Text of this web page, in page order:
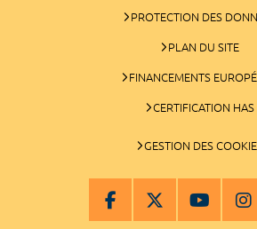
PROTECTION DES
PLAN DU SITE
FINANCEMENTS
CERTIFICATION HAS
GESTION DES